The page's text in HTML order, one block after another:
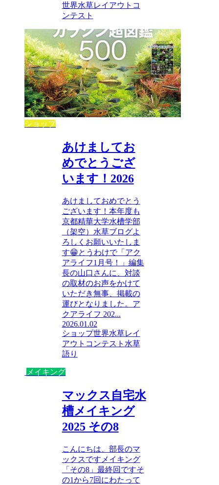
世界水草レイアウトコ
ンテスト
ショップ
あけましてお
めでとうござ
います！2026
あけましておめでとう
ございます！本年度も
京都精華大学水槽学部
（架空）水草ブログよ
ろしくお願いいたしま
す😁とうわけで「アク
アライフ1月号！」編集
長の山口さんに、対談
の取材のお声をかけて
いただき無事、掲載の
運びとなりました。ア
クアライフ 202...
2026.01.02
ショップ世界水草レイ
アウトコンテスト 水草
語り
メイキング
マックス自宅水
槽メイキング
2025 その8
こんにちは、部長のマ
ックスですメイキング
「その8」最終回ですそ
の1から7回にわたって